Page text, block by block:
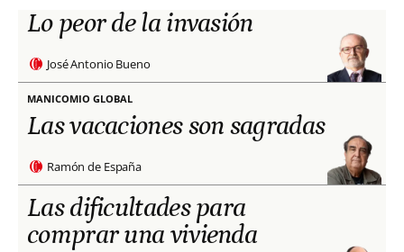
Lo peor de la invasión
José Antonio Bueno
MANICOMIO GLOBAL
Las vacaciones son sagradas
Ramón de España
Las dificultades para
comprar una vivienda